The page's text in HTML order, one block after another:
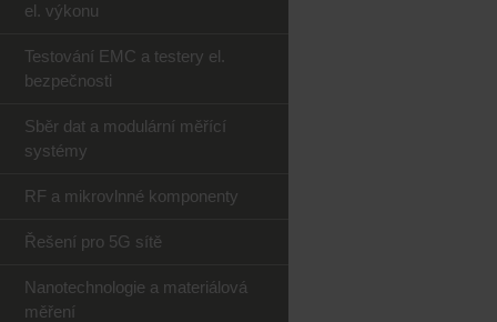
el. výkonu
Testování EMC a testery el.
bezpečnosti
Sběr dat a modulární měřící
systémy
RF a mikrovlnné komponenty
Řešení pro 5G sítě
Nanotechnologie a materiálová
měření